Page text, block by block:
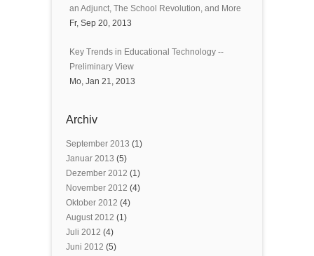
an Adjunct, The School Revolution, and More
Fr, Sep 20, 2013
Key Trends in Educational Technology --
Preliminary View
Mo, Jan 21, 2013
Archiv
September 2013 (1)
Januar 2013 (5)
Dezember 2012 (1)
November 2012 (4)
Oktober 2012 (4)
August 2012 (1)
Juli 2012 (4)
Juni 2012 (5)